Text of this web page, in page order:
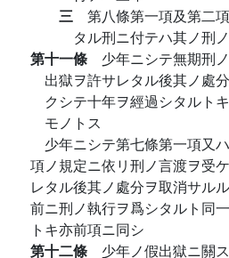
三 第八條第一項及第二
タル刑ニ付テハ其ノ刑
第十一條 少年ニシテ無期刑
出獄ヲ許サレタル後其ノ處
クシテ十年ヲ經過シタルト
モノトス
少年ニシテ第七條第一項又
項ノ規定ニ依リ刑ノ言渡ヲ受
レタル後其ノ處分ヲ取消サル
前ニ刑ノ執行ヲ爲シタルト同
トキ亦前項ニ同シ
第十二條 少年ノ假出獄ニ關